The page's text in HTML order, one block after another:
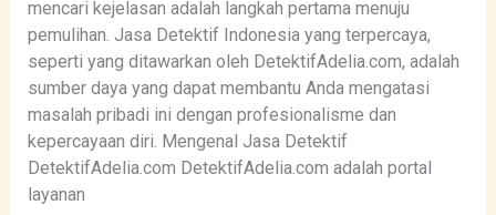
mencari kejelasan adalah langkah pertama menuju
pemulihan. Jasa Detektif Indonesia yang terpercaya,
seperti yang ditawarkan oleh DetektifAdelia.com, adalah
sumber daya yang dapat membantu Anda mengatasi
masalah pribadi ini dengan profesionalisme dan
kepercayaan diri. Mengenal Jasa Detektif
DetektifAdelia.com DetektifAdelia.com adalah portal
layanan